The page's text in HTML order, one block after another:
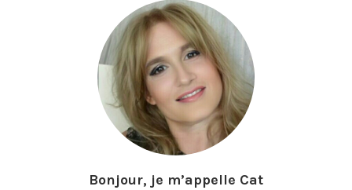
Bonjour, je m’appelle Cat